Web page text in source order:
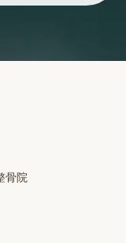
骨院